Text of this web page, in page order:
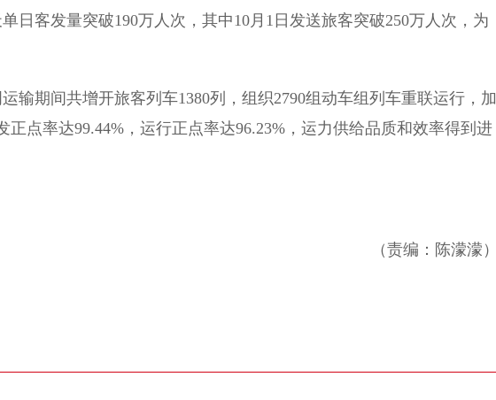
日客发量突破190万人次，其中10月1日发送旅客突破250万人次，为
期间共增开旅客列车1380列，组织2790组动车组列车重联运行，加
正点率达99.44%，运行正点率达96.23%，运力供给品质和效率得到进
（责编：陈濛濛）